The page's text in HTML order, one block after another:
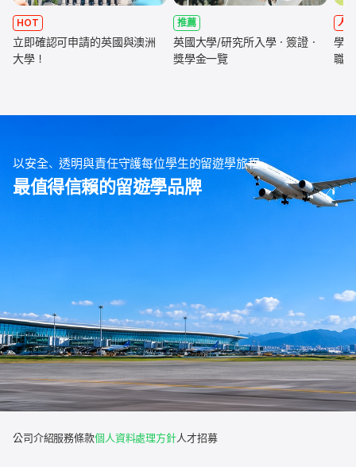
HOT
立即確認可申請的英國與澳洲
大學！
推薦
英國大學/研究所入學・簽證・
獎學金一覽
人氣
學
職
以安全、透明與責任守護每位學生的留遊學旅程
最值得信賴的留遊學品牌
公司介紹服務條款個人資料處理方針人才招募